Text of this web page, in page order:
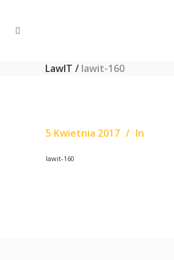
LawIT / lawit-160
5 Kwietnia 2017 In
lawit-160